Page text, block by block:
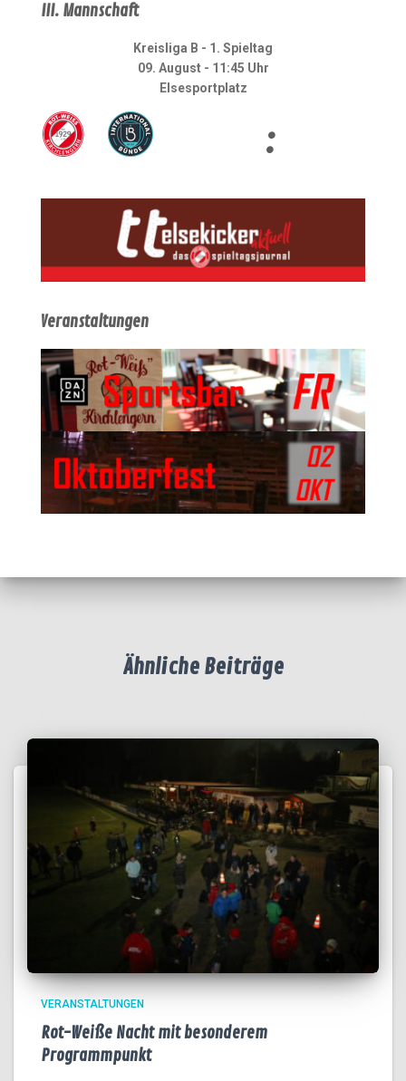
III. Mannschaft
Kreisliga B - 1. Spieltag
09. August - 11:45 Uhr
Elsesportplatz
:
Veranstaltungen
Ähnliche Beiträge
VERANSTALTUNGEN
Rot-Weiße Nacht mit besonderem
Programmpunkt